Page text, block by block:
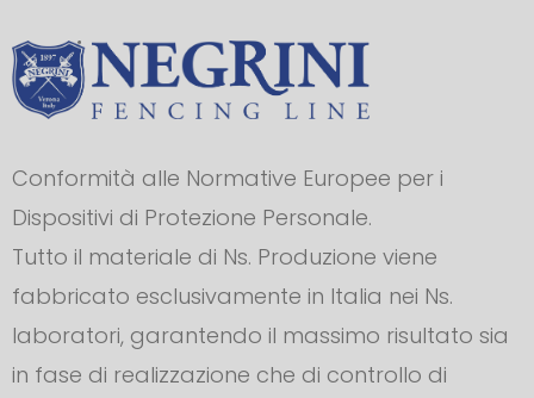
Conformità alle Normative Europee per i
Dispositivi di Protezione Personale.
Tutto il materiale di Ns. Produzione viene
fabbricato esclusivamente in Italia nei Ns.
laboratori, garantendo il massimo risultato sia
in fase di realizzazione che di controllo di